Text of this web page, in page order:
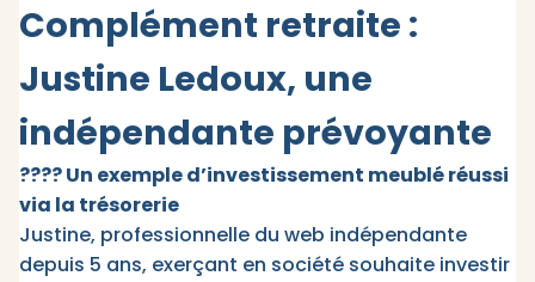
Complément retraite :
Justine Ledoux, une
indépendante prévoyante
???? Un exemple d’investissement meublé réussi
via la trésorerie
Justine, professionnelle du web indépendante
depuis 5 ans, exerçant en société souhaite investir